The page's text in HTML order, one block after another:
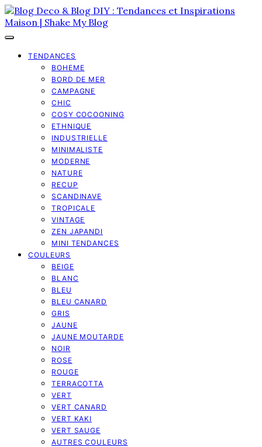
TENDANCES
BOHEME
BORD DE MER
CAMPAGNE
CHIC
COSY COCOONING
ETHNIQUE
INDUSTRIELLE
MINIMALISTE
MODERNE
NATURE
RECUP
SCANDINAVE
TROPICALE
VINTAGE
ZEN JAPANDI
MINI TENDANCES
COULEURS
BEIGE
BLANC
BLEU
BLEU CANARD
GRIS
JAUNE
JAUNE MOUTARDE
NOIR
ROSE
ROUGE
TERRACOTTA
VERT
VERT CANARD
VERT KAKI
VERT SAUGE
AUTRES COULEURS